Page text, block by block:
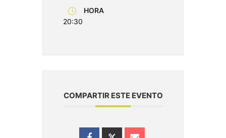
HORA
20:30
COMPARTIR ESTE EVENTO